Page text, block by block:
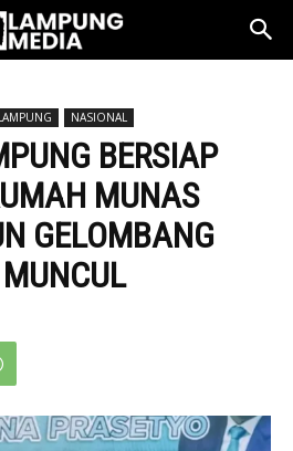
NASIONAL
BERSIAP
MUNAS
GELOMBANG